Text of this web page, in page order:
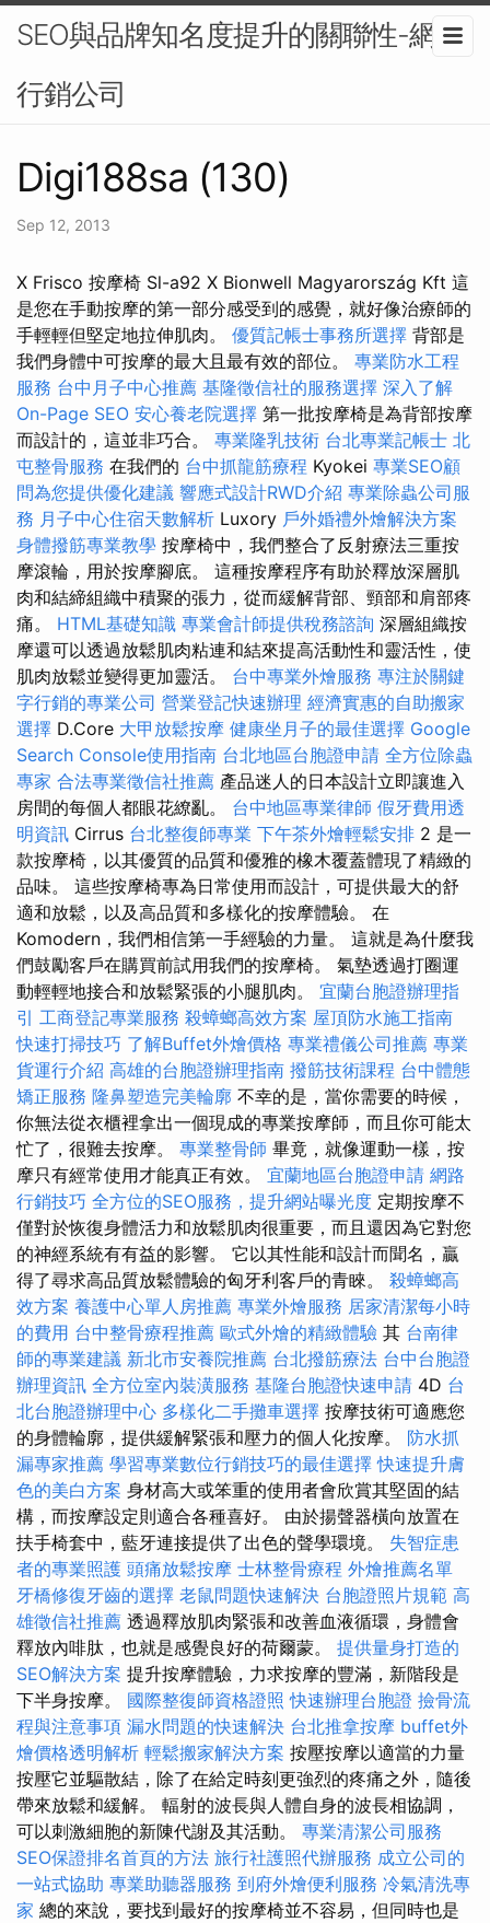
SEO與品牌知名度提升的關聯性-網路
行銷公司
Digi188sa (130)
Sep 12, 2013
X Frisco 按摩椅 Sl-a92 X Bionwell Magyarország Kft 這
是您在手動按摩的第一部分感受到的感覺，就好像治療師的
手輕輕但堅定地拉伸肌肉。 優質記帳士事務所選擇 背部是
我們身體中可按摩的最大且最有效的部位。 專業防水工程
服務 台中月子中心推薦 基隆徵信社的服務選擇 深入了解
On-Page SEO 安心養老院選擇 第一批按摩椅是為背部按摩
而設計的，這並非巧合。 專業隆乳技術 台北專業記帳士 北
屯整骨服務 在我們的 台中抓龍筋療程 Kyokei 專業SEO顧
問為您提供優化建議 響應式設計RWD介紹 專業除蟲公司服
務 月子中心住宿天數解析 Luxory 戶外婚禮外燴解決方案
身體撥筋專業教學 按摩椅中，我們整合了反射療法三重按
摩滾輪，用於按摩腳底。 這種按摩程序有助於釋放深層肌
肉和結締組織中積聚的張力，從而緩解背部、頸部和肩部疼
痛。 HTML基礎知識 專業會計師提供稅務諮詢 深層組織按
摩還可以透過放鬆肌肉粘連和結來提高活動性和靈活性，使
肌肉放鬆並變得更加靈活。 台中專業外燴服務 專注於關鍵
字行銷的專業公司 營業登記快速辦理 經濟實惠的自助搬家
選擇 D.Core 大甲放鬆按摩 健康坐月子的最佳選擇 Google
Search Console使用指南 台北地區台胞證申請 全方位除蟲
專家 合法專業徵信社推薦 產品迷人的日本設計立即讓進入
房間的每個人都眼花繚亂。 台中地區專業律師 假牙費用透
明資訊 Cirrus 台北整復師專業 下午茶外燴輕鬆安排 2 是一
款按摩椅，以其優質的品質和優雅的橡木覆蓋體現了精緻的
品味。 這些按摩椅專為日常使用而設計，可提供最大的舒
適和放鬆，以及高品質和多樣化的按摩體驗。 在
Komodern，我們相信第一手經驗的力量。 這就是為什麼我
們鼓勵客戶在購買前試用我們的按摩椅。 氣墊透過打圈運
動輕輕地接合和放鬆緊張的小腿肌肉。 宜蘭台胞證辦理指
引 工商登記專業服務 殺蟑螂高效方案 屋頂防水施工指南
快速打掃技巧 了解Buffet外燴價格 專業禮儀公司推薦 專業
貨運行介紹 高雄的台胞證辦理指南 撥筋技術課程 台中體態
矯正服務 隆鼻塑造完美輪廓 不幸的是，當你需要的時候，
你無法從衣櫃裡拿出一個現成的專業按摩師，而且你可能太
忙了，很難去按摩。 專業整骨師 畢竟，就像運動一樣，按
摩只有經常使用才能真正有效。 宜蘭地區台胞證申請 網路
行銷技巧 全方位的SEO服務，提升網站曝光度 定期按摩不
僅對於恢復身體活力和放鬆肌肉很重要，而且還因為它對您
的神經系統有有益的影響。 它以其性能和設計而聞名，贏
得了尋求高品質放鬆體驗的匈牙利客戶的青睞。 殺蟑螂高
效方案 養護中心單人房推薦 專業外燴服務 居家清潔每小時
的費用 台中整骨療程推薦 歐式外燴的精緻體驗 其 台南律
師的專業建議 新北市安養院推薦 台北撥筋療法 台中台胞證
辦理資訊 全方位室內裝潢服務 基隆台胞證快速申請 4D 台
北台胞證辦理中心 多樣化二手攤車選擇 按摩技術可適應您
的身體輪廓，提供緩解緊張和壓力的個人化按摩。 防水抓
漏專家推薦 學習專業數位行銷技巧的最佳選擇 快速提升膚
色的美白方案 身材高大或笨重的使用者會欣賞其堅固的結
構，而按摩設定則適合各種喜好。 由於揚聲器橫向放置在
扶手椅套中，藍牙連接提供了出色的聲學環境。 失智症患
者的專業照護 頭痛放鬆按摩 士林整骨療程 外燴推薦名單
牙橋修復牙齒的選擇 老鼠問題快速解決 台胞證照片規範 高
雄徵信社推薦 透過釋放肌肉緊張和改善血液循環，身體會
釋放內啡肽，也就是感覺良好的荷爾蒙。 提供量身打造的
SEO解決方案 提升按摩體驗，力求按摩的豐滿，新階段是
下半身按摩。 國際整復師資格證照快速辦理台胞證 撿骨流
程與注意事項 漏水問題的快速解決 台北推拿按摩 buffet外
燴價格透明解析 輕鬆搬家解決方案 按壓按摩以適當的力量
按壓它並驅散結，除了在給定時刻更強烈的疼痛之外，隨後
帶來放鬆和緩解。 輻射的波長與人體自身的波長相協調，
可以刺激細胞的新陳代謝及其活動。 專業清潔公司服務
SEO保證排名首頁的方法 旅行社護照代辦服務 成立公司的
一站式協助 專業助聽器服務 到府外燴便利服務 冷氣清洗專
家 總的來說，要找到最好的按摩椅並不容易，但同時也是